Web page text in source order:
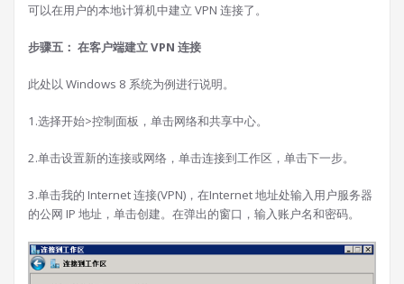
可以在用户的本地计算机中建立 VPN 连接了。
步骤五： 在客户端建立 VPN 连接
此处以 Windows 8 系统为例进行说明。
1.选择开始>控制面板，单击网络和共享中心。
2.单击设置新的连接或网络，单击连接到工作区，单击下一步。
3.单击我的 Internet 连接(VPN)，在Internet 地址处输入用户服务器
的公网 IP 地址，单击创建。在弹出的窗口，输入账户名和密码。